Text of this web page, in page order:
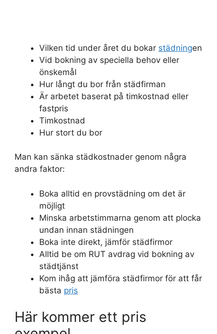
Vilken tid under året du bokar städningen
Vid bokning av speciella behov eller
önskemål
Hur långt du bor från städfirman
Är arbetet baserat på timkostnad eller
fastpris
Timkostnad
Hur stort du bor
Man kan sänka städkostnader genom några
andra faktor:
Boka alltid en provstädning om det är
möjligt
Minska arbetstimmarna genom att plocka
undan innan städningen
Boka inte direkt, jämför städfirmor
Alltid be om RUT avdrag vid bokning av
städtjänst
Kom ihåg att jämföra städfirmor för att får
bästa pris
Här kommer ett pris